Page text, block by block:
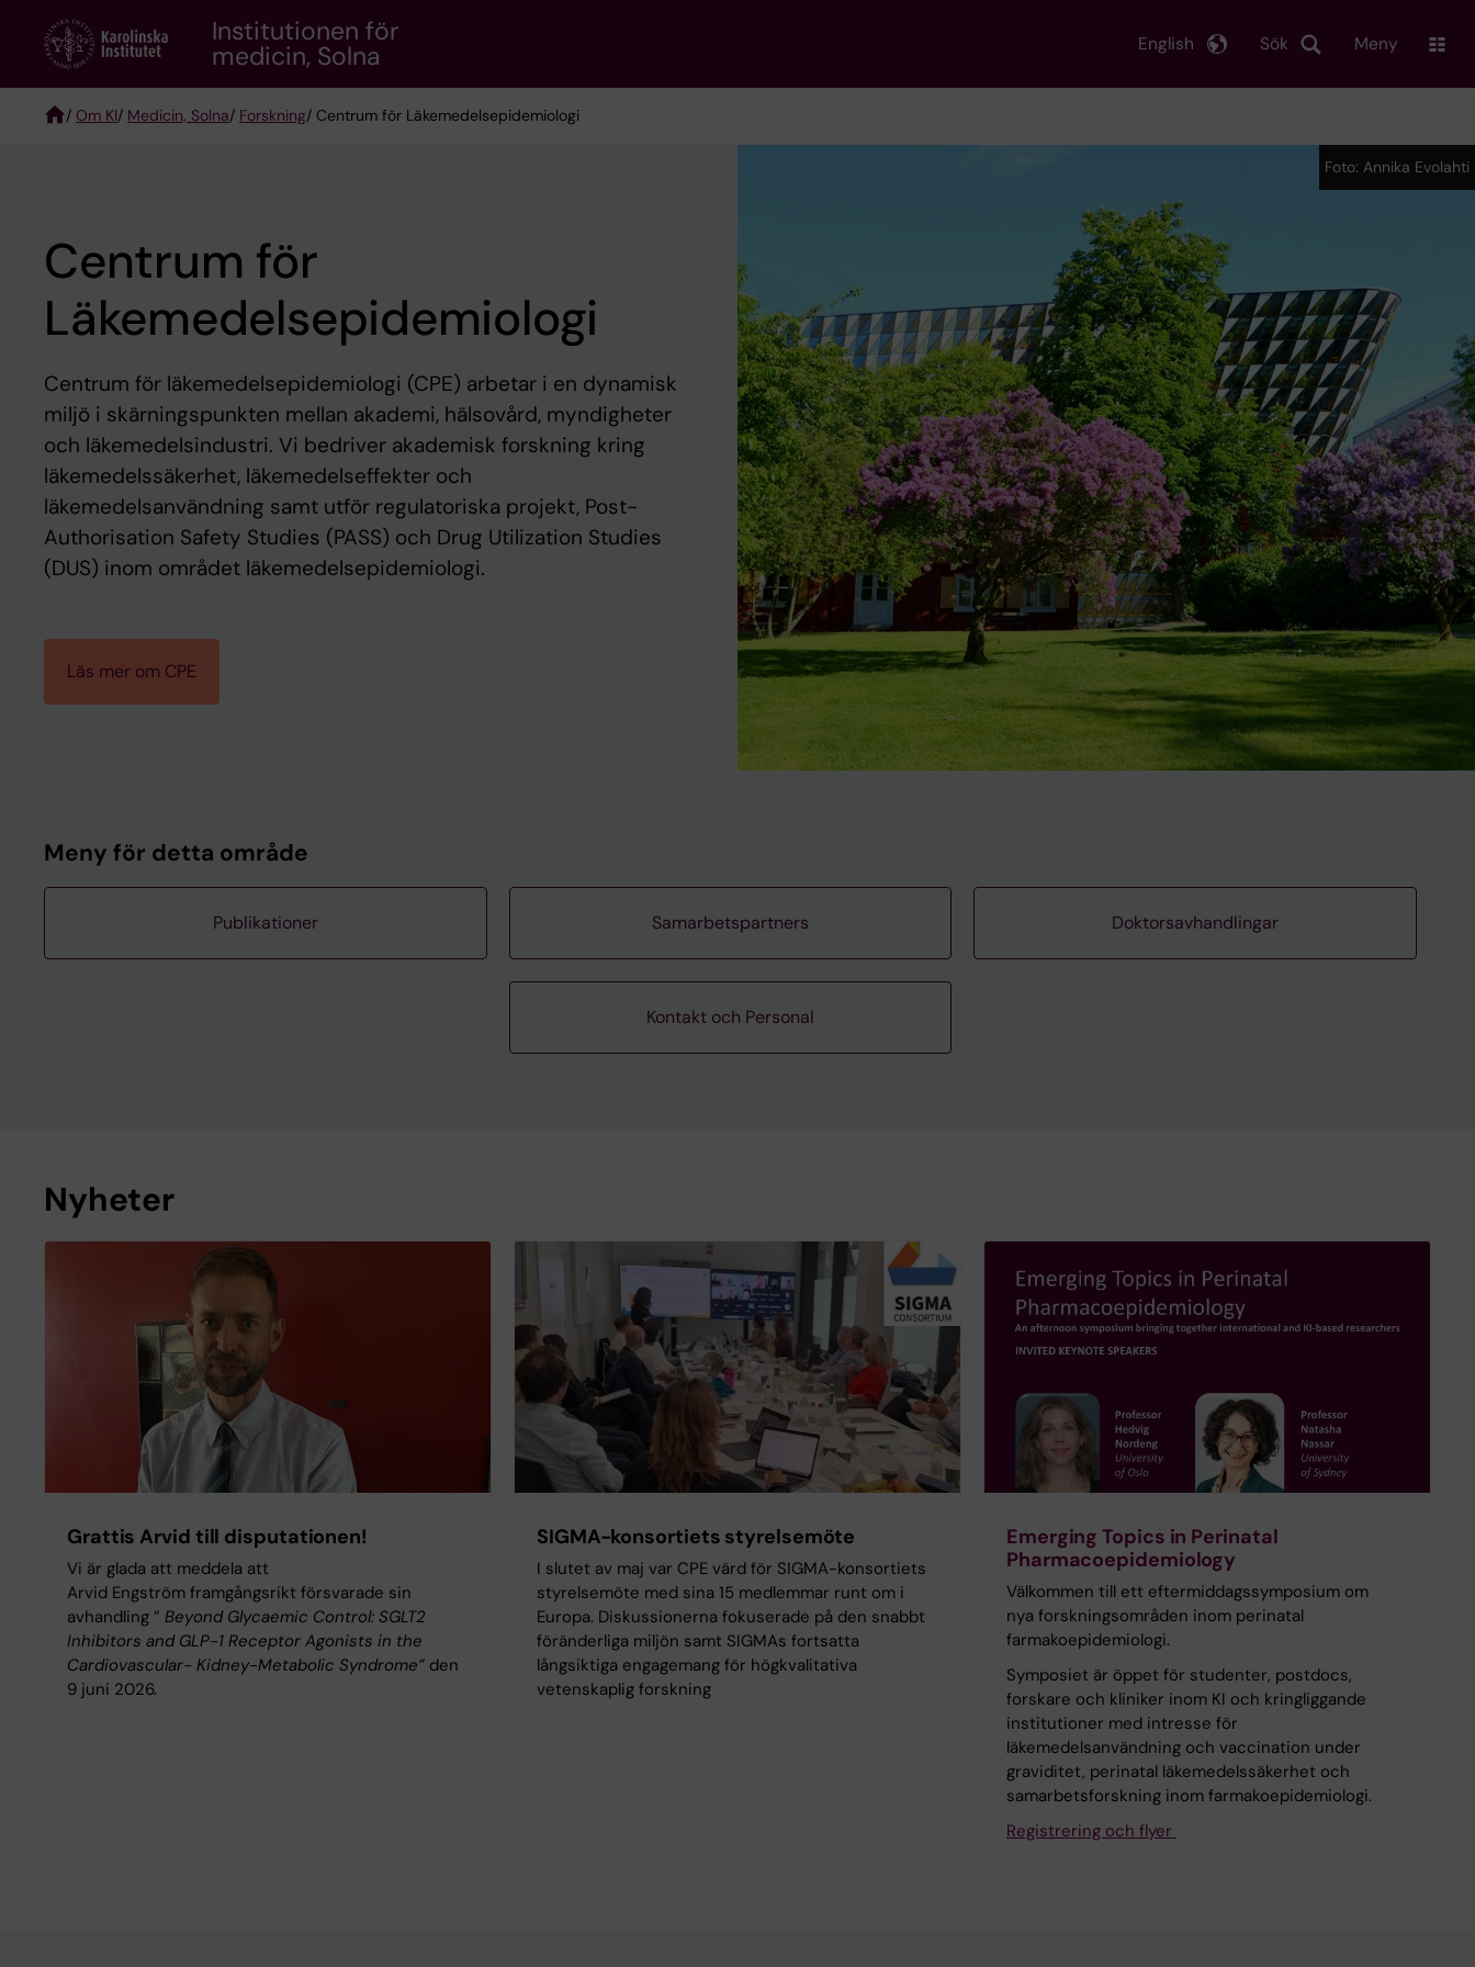
content
Institutionen för
medicin, Solna Sök
English Meny
/ Om KI/ Medicin, Solna/ Forskning/ Centrum för Läkemedelsepidemiologi
Centrum för
Läkemedelsepidemiologi
Centrum för läkemedelsepidemiologi (CPE) arbetar i en dynamisk
miljö i skärningspunkten mellan akademi, hälsovård, myndigheter
och läkemedelsindustri. Vi bedriver akademisk forskning kring
läkemedelssäkerhet, läkemedelseffekter och
läkemedelsanvändning samt utför regulatoriska projekt, Post-
Authorisation Safety Studies (PASS) och Drug Utilization Studies
(DUS) inom området läkemedelsepidemiologi.
Läs mer om CPE
Foto: Annika Evolahti
Foto: Annika Evolahti
Meny för detta område
Publikationer Samarbetspartners
Kontakt och Personal
Doktorsavhandlingar
Nyheter
Grattis Arvid till disputationen!
Vi är glada att meddela att
Arvid Engström framgångsrikt försvarade sin
avhandling ” Beyond Glycaemic Control: SGLT2
Inhibitors and GLP-1 Receptor Agonists in the
Cardiovascular- Kidney-Metabolic Syndrome” den
9 juni 2026.
SIGMA-konsortiets styrelsemöte
I slutet av maj var CPE värd för SIGMA-konsortiets
styrelsemöte med sina 15 medlemmar runt om i
Europa. Diskussionerna fokuserade på den snabbt
föränderliga miljön samt SIGMAs fortsatta
långsiktiga engagemang för högkvalitativa
vetenskaplig forskning
Emerging Topics in Perinatal
Pharmacoepidemiology
Välkommen till ett eftermiddagssymposium om
nya forskningsområden inom perinatal
farmakoepidemiologi.
Symposiet är öppet för studenter, postdocs,
forskare och kliniker inom KI och kringliggande
institutioner med intresse för
läkemedelsanvändning och vaccination under
graviditet, perinatal läkemedelssäkerhet och
samarbetsforskning inom farmakoepidemiologi.
Registrering och flyer